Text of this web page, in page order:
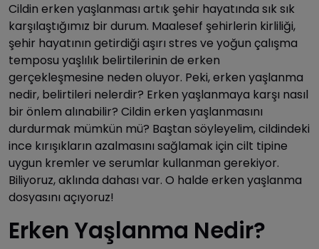
Cildin erken yaşlanması artık şehir hayatında sık sık
karşılaştığımız bir durum. Maalesef şehirlerin kirliliği,
şehir hayatının getirdiği aşırı stres ve yoğun çalışma
temposu yaşlılık belirtilerinin de erken
gerçekleşmesine neden oluyor. Peki, erken yaşlanma
nedir, belirtileri nelerdir? Erken yaşlanmaya karşı nasıl
bir önlem alınabilir? Cildin erken yaşlanmasını
durdurmak mümkün mü? Baştan söyleyelim, cildindeki
ince kırışıkların azalmasını sağlamak için cilt tipine
uygun kremler ve serumlar kullanman gerekiyor.
Biliyoruz, aklında dahası var. O halde erken yaşlanma
dosyasını açıyoruz!
Erken Yaşlanma Nedir?